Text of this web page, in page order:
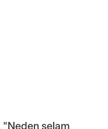
"Neden selam